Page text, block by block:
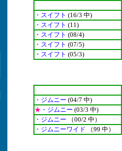
・スイフト (16/3 中)
・スイフト (11)
・スイフト (08/4)
・スイフト (07/5)
・スイフト (05/3)
・ジムニー (04/7 中)
★ ・ジムニー (03/3 中)
・ジムニー
（00/2 中）
・ジムニーワイド
（99 中）